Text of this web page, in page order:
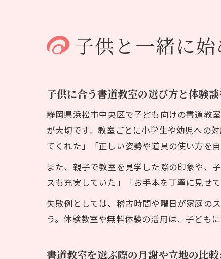
子供と一緒に
子供に合う書道教室の選び方と体験
静岡県浜松市中央区で子ども向けの書道教
が大切です。教室ごとに小学生や幼児への
てくれた」「正しい姿勢や道具の使い方を
また、親子で教室を見学した際の印象や、
スも充実していた」「お手本を丁寧に見せ
失敗例としては、稽古時間や曜日が家庭の
う。体験教室や無料体験の活用は、子ども
書道教室を選ぶ際の月謝や立地の比較